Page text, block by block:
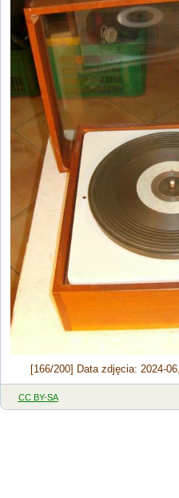
[166/200] Data zdjęcia: 2024-
CC BY-SA